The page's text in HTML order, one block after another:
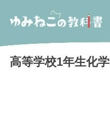
高等学校1年生化学